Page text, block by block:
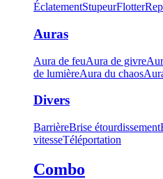
ÉclatementStupeurFlotter
Auras
Aura de feuAura de givre
de lumièreAura du chaos
Divers
BarrièreBrise étourdissement
vitesseTéléportation
Combo